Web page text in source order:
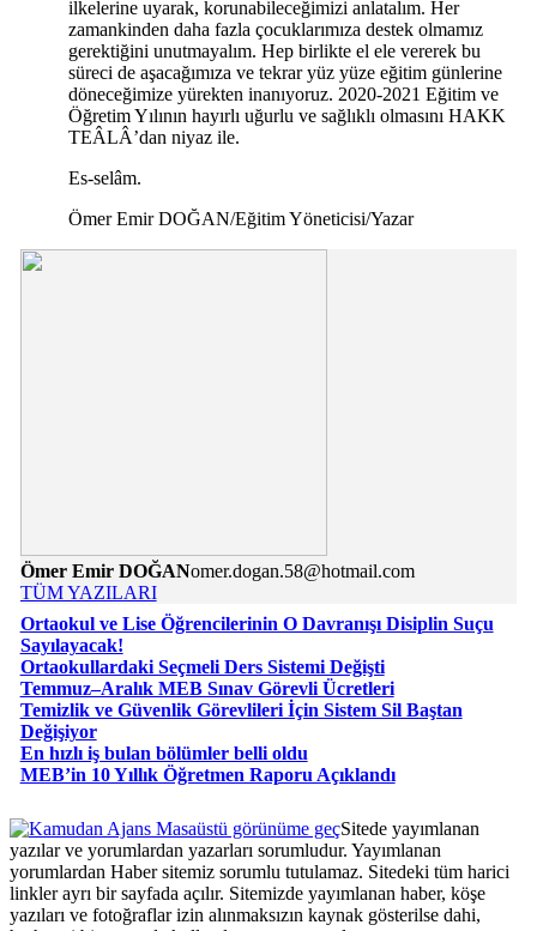
ilkelerine uyarak, korunabileceğimizi anlatalım. Her
zamankinden daha fazla çocuklarımıza destek olmamız
gerektiğini unutmayalım. Hep birlikte el ele vererek bu
süreci de aşacağımıza ve tekrar yüz yüze eğitim günlerine
döneceğimize yürekten inanıyoruz. 2020-2021 Eğitim ve
Öğretim Yılının hayırlı uğurlu ve sağlıklı olmasını HAKK
TEÂLÂ’dan niyaz ile.
Es-selâm.
Ömer Emir DOĞAN/Eğitim Yöneticisi/Yazar
Ömer Emir DOĞANomer.dogan.58@hotmail.com
TÜM YAZILARI
Ortaokul ve Lise Öğrencilerinin O Davranışı Disiplin Suçu
Sayılayacak!
Ortaokullardaki Seçmeli Ders Sistemi Değişti
Temmuz–Aralık MEB Sınav Görevli Ücretleri
Temizlik ve Güvenlik Görevlileri İçin Sistem Sil Baştan
Değişiyor
En hızlı iş bulan bölümler belli oldu
MEB’in 10 Yıllık Öğretmen Raporu Açıklandı
Masaüstü görünüme geçSitede yayımlanan
yazılar ve yorumlardan yazarları sorumludur. Yayımlanan
yorumlardan Haber sitemiz sorumlu tutulamaz. Sitedeki tüm harici
linkler ayrı bir sayfada açılır. Sitemizde yayımlanan haber, köşe
yazıları ve fotoğraflar izin alınmaksızın kaynak gösterilse dahi,